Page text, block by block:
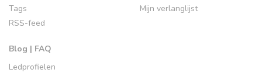
Tags
RSS-feed
Blog | FAQ
Ledprofielen
Mijn verlanglijst